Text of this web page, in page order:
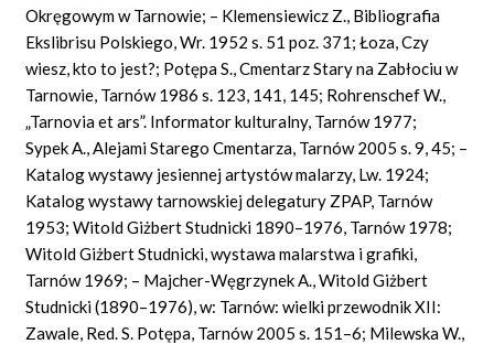
Okręgowym w Tarnowie; – Klemensiewicz Z., Bibliografia
Ekslibrisu Polskiego, Wr. 1952 s. 51 poz. 371; Łoza, Czy
wiesz, kto to jest?; Potępa S., Cmentarz Stary na Zabłociu w
Tarnowie, Tarnów 1986 s. 123, 141, 145; Rohrenschef W.,
„Tarnovia et ars”. Informator kulturalny, Tarnów 1977;
Sypek A., Alejami Starego Cmentarza, Tarnów 2005 s. 9, 45; –
Katalog wystawy jesiennej artystów malarzy, Lw. 1924;
Katalog wystawy tarnowskiej delegatury ZPAP, Tarnów
1953; Witold Giżbert Studnicki 1890–1976, Tarnów 1978;
Witold Giżbert Studnicki, wystawa malarstwa i grafiki,
Tarnów 1969; – Majcher-Węgrzynek A., Witold Giżbert
Studnicki (1890–1976), w: Tarnów: wielki przewodnik XII:
Zawale, Red. S. Potępa, Tarnów 2005 s. 151–6; Milewska W.,